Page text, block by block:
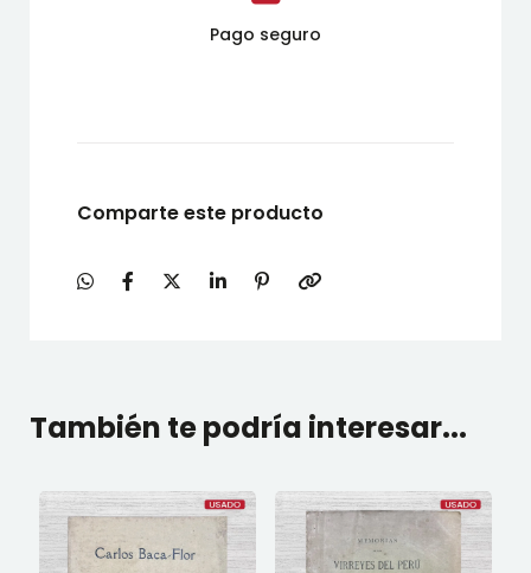
Pago seguro
Comparte este producto
También te podría interesar...